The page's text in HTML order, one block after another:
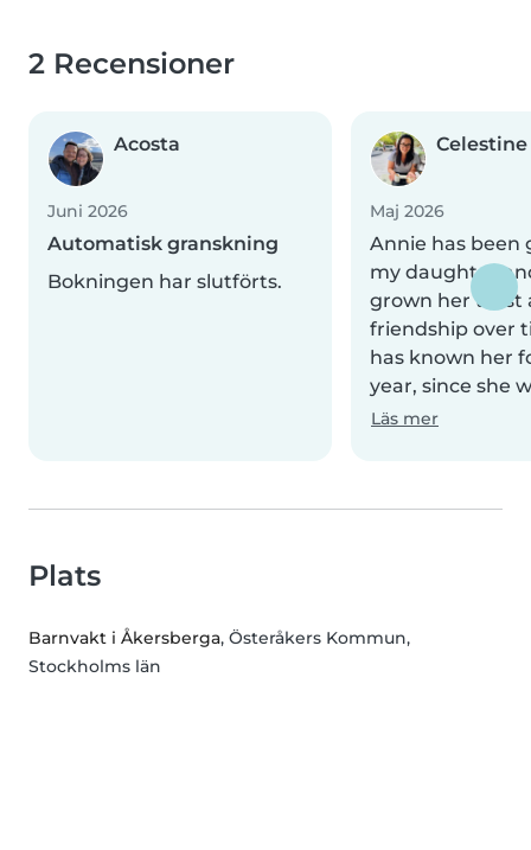
2 Recensioner
Acosta
Juni 2026
Automatisk granskning
Bokningen har slutförts.
Celestine
Maj 2026
Annie has been
my daughter
grown her trust
friendship over
has known her
year, since she
Läs mer
Plats
Barnvakt i Åkersberga, Österåkers Kommun,
Stockholms län